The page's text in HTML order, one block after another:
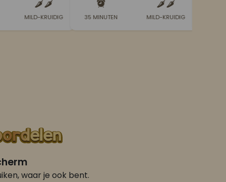
MILD-KRUIDIG 35 MINUTEN MILD-KRUIDIG
waar je ook bent.